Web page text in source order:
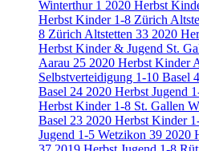
Winterthur 1 2020 Herbst
Herbst Kinder 1-8 Zürich
8 Zürich Altstetten 33 2020
Herbst Kinder & Jugend St.
Aarau 25 2020 Herbst Kinder
Selbstverteidigung 1-10 Basel
Basel 24 2020 Herbst Jugend
Herbst Kinder 1-8 St. Gallen
Basel 23 2020 Herbst Kinder
Jugend 1-5 Wetzikon 39 2020